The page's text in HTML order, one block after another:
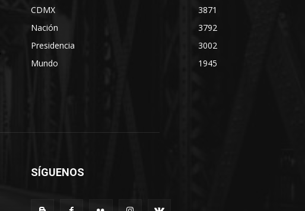
CDMX
3871
Nación
3792
Presidencia
3002
Mundo
1945
SÍGUENOS